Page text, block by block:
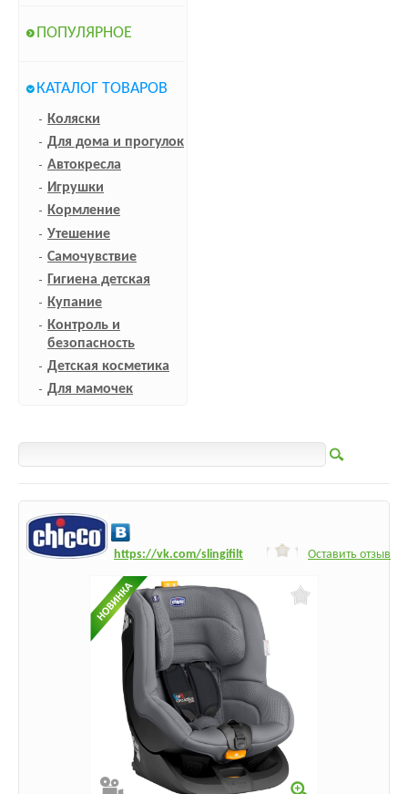
ПОПУЛЯРНОЕ
КАТАЛОГ ТОВАРОВ
Коляски
Для дома и прогулок
Автокресла
Игрушки
Кормление
Утешение
Самочувствие
Гигиена детская
Купание
Контроль и
безопасность
Детская косметика
Для мамочек
https://vk.com/slingifilt Оставить отзыв